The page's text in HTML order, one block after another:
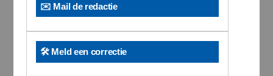
✉️ Mail de redactie
🛠️ Meld een correctie